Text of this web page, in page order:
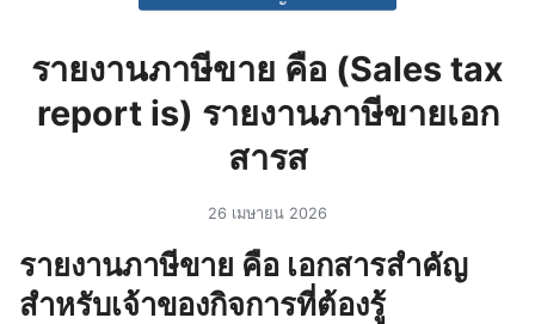
รายงานภาษีขาย คือ (Sales tax
report is) รายงานภาษีขายเอก
สารส
26 เมษายน 2026
รายงานภาษีขาย คือ เอกสารสำคัญ
สำหรับเจ้าของกิจการที่ต้องรู้